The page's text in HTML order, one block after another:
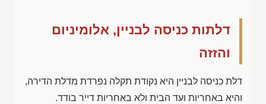
דלתות כניסה לבניין, אלומיניום
והזזה
דלת כניסה לבניין היא נקודת תקלה נפרדת מדלת הדירה,
והיא באחריות ועד הבית ולא באחריות דייר בודד.